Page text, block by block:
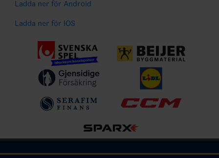
Ladda ner för Android
Ladda ner för IOS